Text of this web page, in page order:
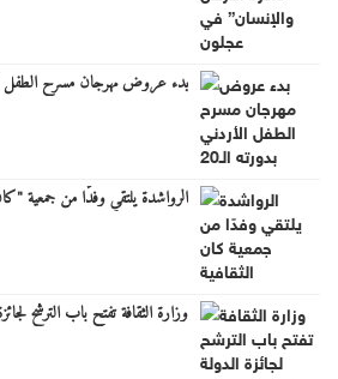
بدء عروض مهرجان مسرح الطفل
الرواشدة يلتقي وفدًا من جمعية
وزارة الثقافة تفتح باب الترشح لجائزة